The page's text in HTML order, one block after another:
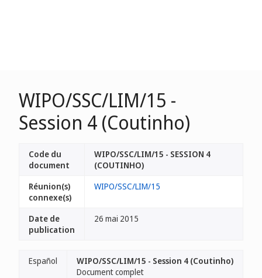
WIPO/SSC/LIM/15 -
Session 4 (Coutinho)
Code du
document
WIPO/SSC/LIM/15 - SESSION 4
(COUTINHO)
Réunion(s)
connexe(s)
WIPO/SSC/LIM/15
Date de
publication
26 mai 2015
Español
WIPO/SSC/LIM/15 - Session 4 (Coutinho)
Document complet